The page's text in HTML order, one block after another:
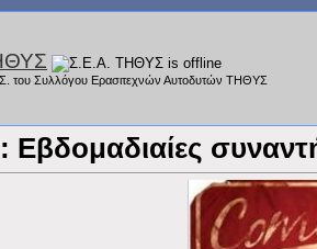
του Συλλόγου Ερασιτεχνών Αυτοδυτών ΤΗΘΥΣ